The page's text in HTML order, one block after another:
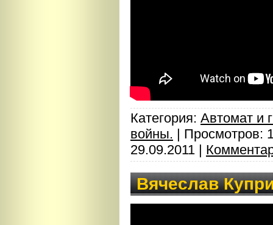
Категория: Автомат и
войны. | Просмотров:
29.09.2011
Вячеслав